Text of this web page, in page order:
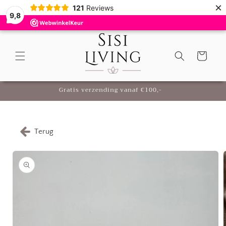
9,8
121 Reviews ×
Meteen
naar de
content
Winkelwagen
Gratis verzending vanaf €100,-
Terug
direct naar